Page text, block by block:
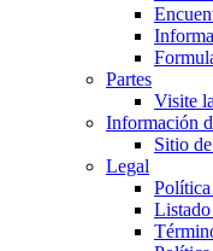
Partes
Visite
Información
Sitio
Legal
Listado